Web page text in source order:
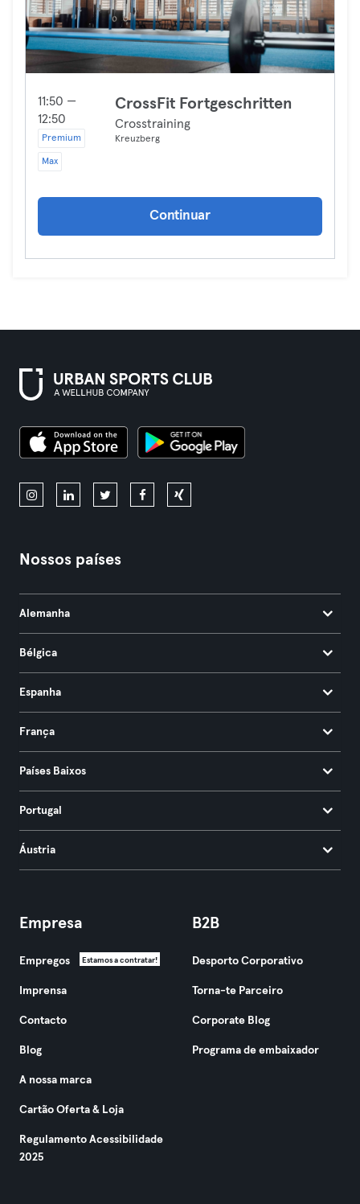
11:50 —
12:50
Premium
Max
CrossFit Fortgeschritten
Crosstraining
Kreuzberg
Continuar
Nossos países
Alemanha
Bélgica
Espanha
França
Países Baixos
Portugal
Áustria
Empresa
Empregos Estamos a contratar!
Imprensa
Contacto
Blog
A nossa marca
Cartão Oferta & Loja
Regulamento Acessibilidade
2025
B2B
Desporto Corporativo
Torna-te Parceiro
Corporate Blog
Programa de embaixador